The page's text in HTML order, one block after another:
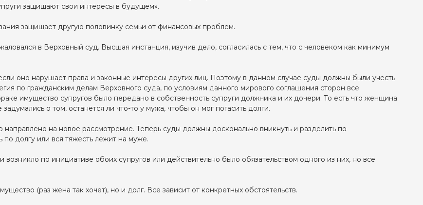
защищают свои интересы в будущем».
защищает другую половинку семьи от финансовых проблем.
в Верховный суд. Высшая инстанция, изучив дело, согласилась с тем, что с человеком как минимум
оно нарушает права и законные интересы других лиц. Поэтому в данном случае суды должны были учесть
по гражданским делам Верховного суда, по условиям данного мирового соглашения сторон все
имущество супругов было передано в собственность супруги должника и их дочери. То есть что женщина
о том, останется ли что-то у мужа, чтобы он мог погасить долги.
на новое рассмотрение. Теперь суды должны досконально вникнуть и разделить по
по долгу или вся тяжесть лежит на муже.
по инициативе обоих супругов или действительно было обязательством одного из них, но все
(раз жена так хочет), но и долг. Все зависит от конкретных обстоятельств.